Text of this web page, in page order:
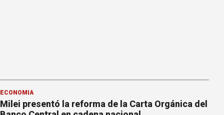
ECONOMÍA
Milei presentó la reforma de la Carta Orgánica del